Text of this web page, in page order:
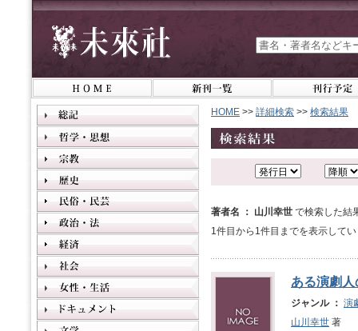
HOME >> 詳細検索 >> 検索結果
著者名 ： 山川幸世 で検索した結
1件目から1件目までを表示して
ある演劇人
ジャンル ： 演
山川幸世 著